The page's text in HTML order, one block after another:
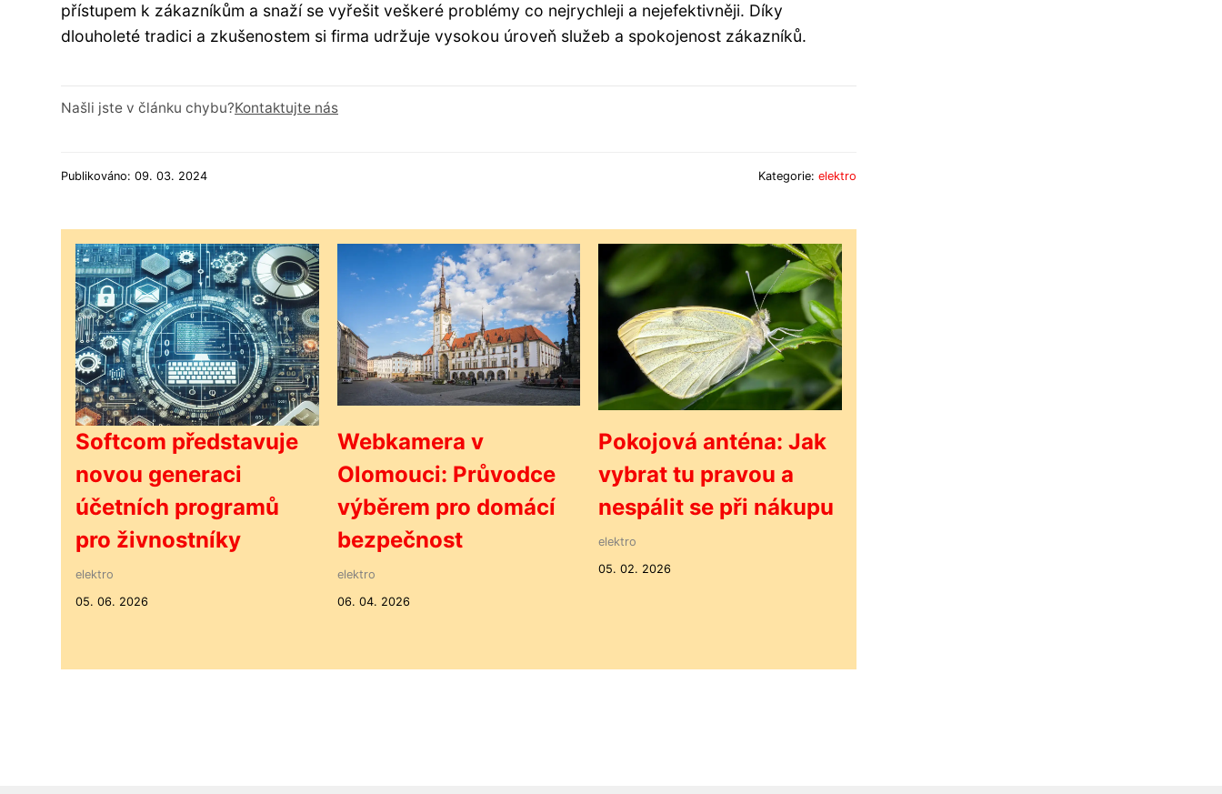
přístupem k zákazníkům a snaží se vyřešit veškeré problémy co nejrychleji a nejefektivněji. Díky
dlouholeté tradici a zkušenostem si firma udržuje vysokou úroveň služeb a spokojenost zákazníků.
Našli jste v článku chybu?Kontaktujte nás
Publikováno: 09. 03. 2024 Kategorie: elektro
Softcom představuje
novou generaci
účetních programů
pro živnostníky
elektro
05. 06. 2026
Webkamera v
Olomouci: Průvodce
výběrem pro domácí
bezpečnost
elektro
06. 04. 2026
Pokojová anténa: Jak
vybrat tu pravou a
nespálit se při nákupu
elektro
05. 02. 2026